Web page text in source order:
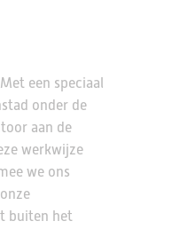
een speciaal
onder de
aan de
werkwijze
we ons
buiten het